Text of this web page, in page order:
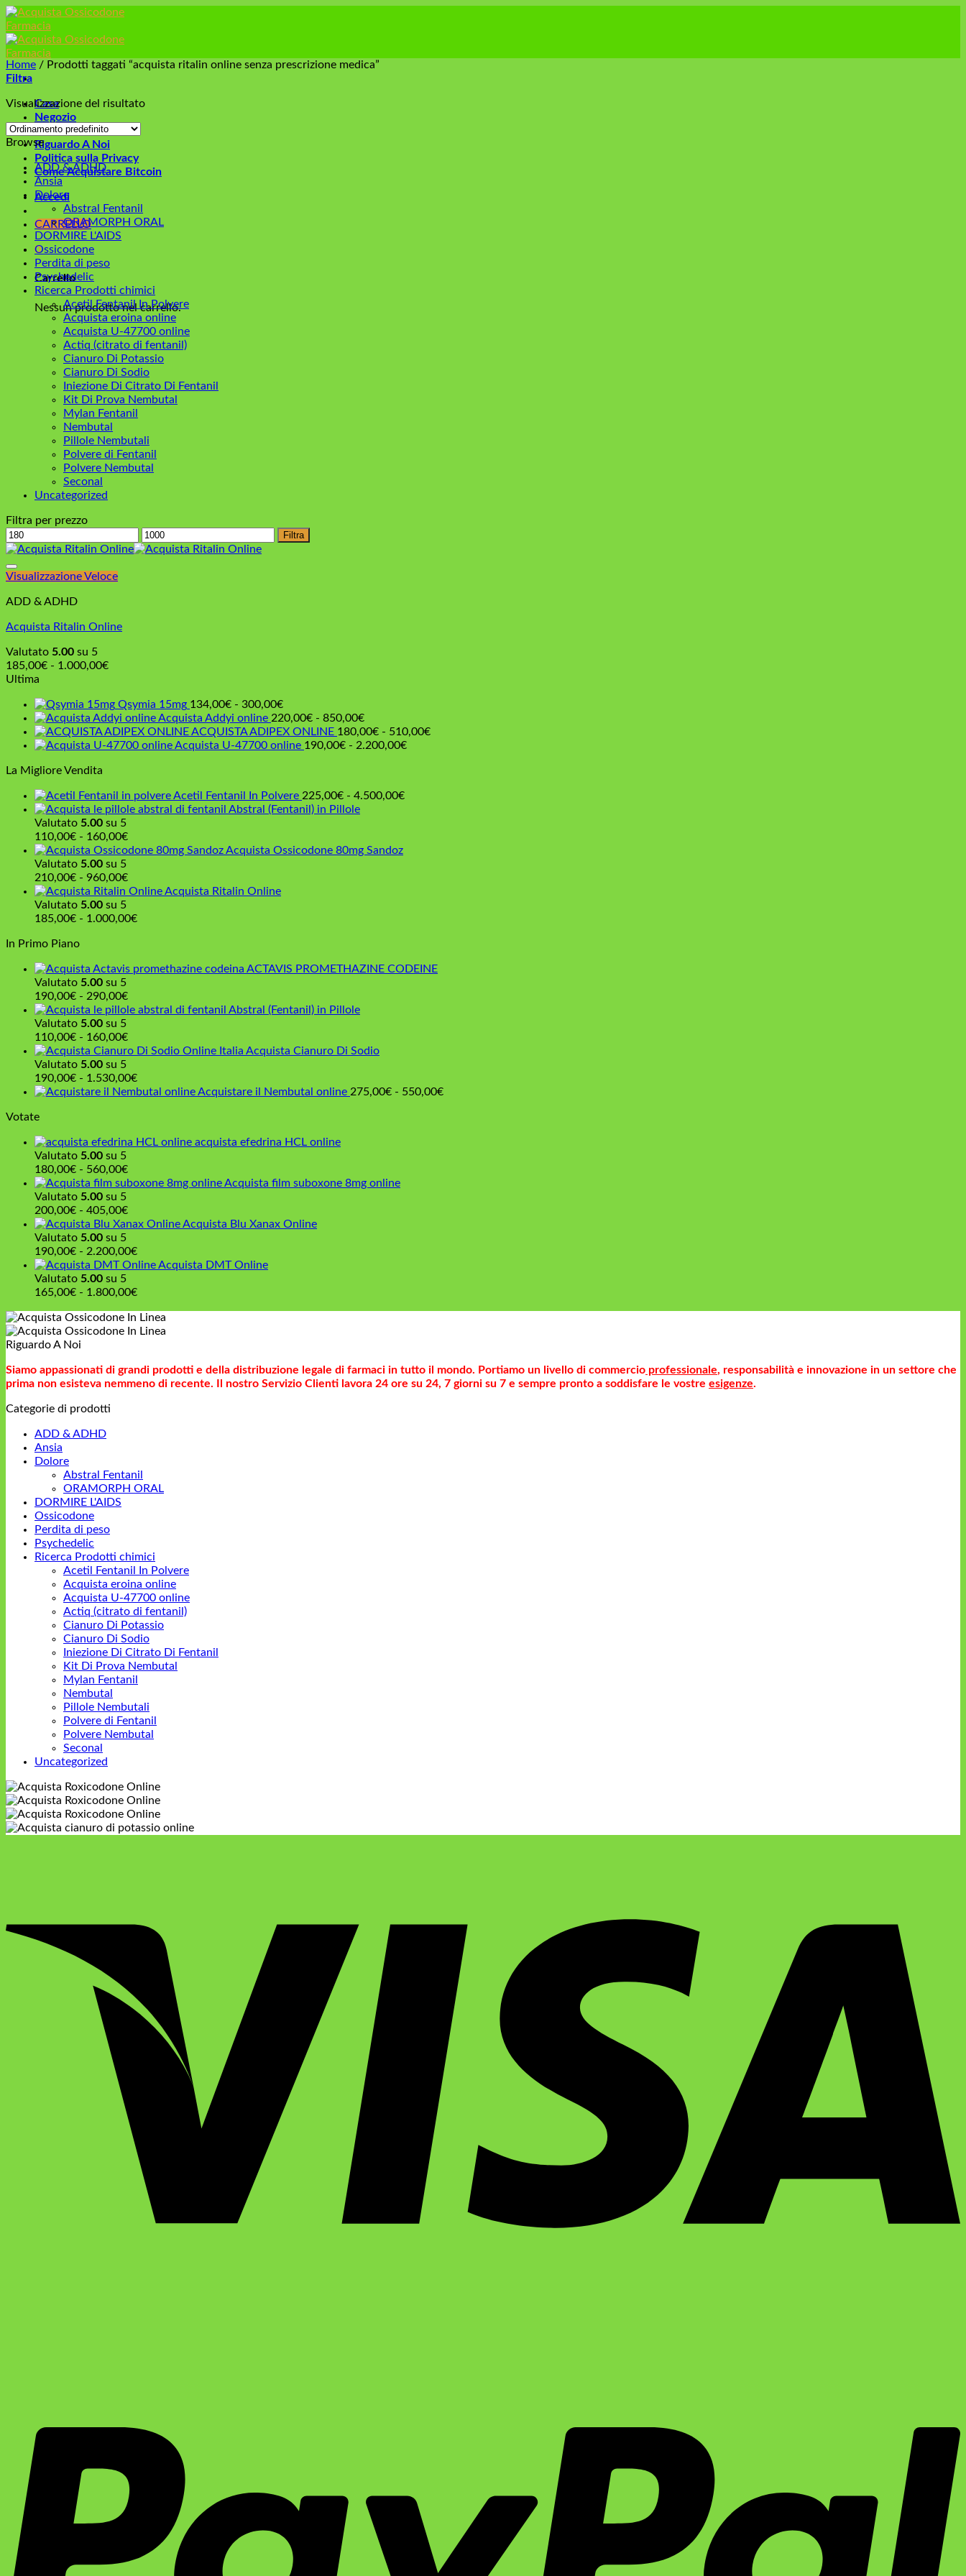
Skip
to
content
Casa
Negozio
Contattaci
Riguardo A Noi
Politica sulla Privacy
Come Acquistare Bitcoin
Accedi
CARRELLO
0
Carrello
Nessun prodotto nel carrello.
Home / Prodotti taggati “acquista ritalin online senza prescrizione medica”
Filtra
Visualizzazione del risultato
Browse
ADD & ADHD
Ansia
Dolore
Abstral Fentanil
ORAMORPH ORAL
DORMIRE L'AIDS
Ossicodone
Perdita di peso
Psychedelic
Ricerca Prodotti chimici
Acetil Fentanil In Polvere
Acquista eroina online
Acquista U-47700 online
Actiq (citrato di fentanil)
Cianuro Di Potassio
Cianuro Di Sodio
Iniezione Di Citrato Di Fentanil
Kit Di Prova Nembutal
Mylan Fentanil
Nembutal
Pillole Nembutali
Polvere di Fentanil
Polvere Nembutal
Seconal
Uncategorized
Filtra per prezzo
Prezzo
Min
Prezzo
Max
Filtra
Visualizzazione Veloce
ADD & ADHD
Acquista Ritalin Online
Valutato 5.00 su 5
185,00€ - 1.000,00€Fascia
da
185,00€
a
1.000,00€
Ultima
Qsymia 15mg 134,00€ - 300,00€Fascia
di
prezzo:
da
Acquista Addyi online 220,00€ - 850,00€Fascia
di
prezzo:
850,00€
ACQUISTA ADIPEX ONLINE 180,00€ - 510,00€Fascia
Acquista U-47700 online 190,00€ - 2.200,00€Fascia
La Migliore Vendita
Acetil Fentanil In Polvere 225,00€ - 4.500,00€Fascia
Abstral (Fentanil) in Pillole
Valutato 5.00 su 5
110,00€ - 160,00€Fascia
di
da
110,00€
160,00€
Acquista Ossicodone 80mg Sandoz
Valutato 5.00 su 5
210,00€ - 960,00€Fascia
di
da
Acquista Ritalin Online
Valutato 5.00 su 5
185,00€ - 1.000,00€Fascia
185,00€
In Primo Piano
ACTAVIS PROMETHAZINE CODEINE
Valutato 5.00 su 5
190,00€ - 290,00€Fascia
di
da
190,00€
290,00€
Abstral (Fentanil) in Pillole
Valutato 5.00 su 5
110,00€ - 160,00€Fascia
di
da
110,00€
Acquista Cianuro Di Sodio
Valutato 5.00 su 5
190,00€ - 1.530,00€Fascia
di
a
Acquistare il Nembutal online 275,00€ - 550,00€Fascia
Votate
acquista efedrina HCL online
Valutato 5.00 su 5
180,00€ - 560,00€Fascia
di
da
180,00€
560,00€
Acquista film suboxone 8mg online
Valutato 5.00 su 5
200,00€ - 405,00€Fascia
di
da
200,00€
405,00€
Acquista Blu Xanax Online
Valutato 5.00 su 5
190,00€ - 2.200,00€Fascia
di
da
a
2.200,00€
Acquista DMT Online
Valutato 5.00 su 5
165,00€ - 1.800,00€Fascia
prezzo:
da
1.800,00€
Riguardo A Noi
Siamo appassionati di grandi prodotti e della distribuzione legale di farmaci in tutto il mondo. Portiamo un livello di commercio professionale, responsabilità e innovazione in un settore che
prima non esisteva nemmeno di recente. Il nostro Servizio Clienti lavora 24 ore su 24, 7 giorni su 7 e sempre pronto a soddisfare le vostre esigenze.
Categorie di prodotti
ADD & ADHD
Ansia
Dolore
Abstral Fentanil
ORAMORPH ORAL
DORMIRE L'AIDS
Ossicodone
Perdita di peso
Psychedelic
Ricerca Prodotti chimici
Acetil Fentanil In Polvere
Acquista eroina online
Acquista U-47700 online
Actiq (citrato di fentanil)
Cianuro Di Potassio
Cianuro Di Sodio
Iniezione Di Citrato Di Fentanil
Kit Di Prova Nembutal
Mylan Fentanil
Nembutal
Pillole Nembutali
Polvere di Fentanil
Polvere Nembutal
Seconal
Uncategorized